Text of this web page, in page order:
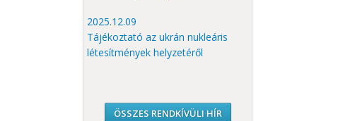
2025.12.09
Tájékoztató az ukrán nukleáris
létesítmények helyzetéről
ÖSSZES RENDKÍVÜLI HÍR